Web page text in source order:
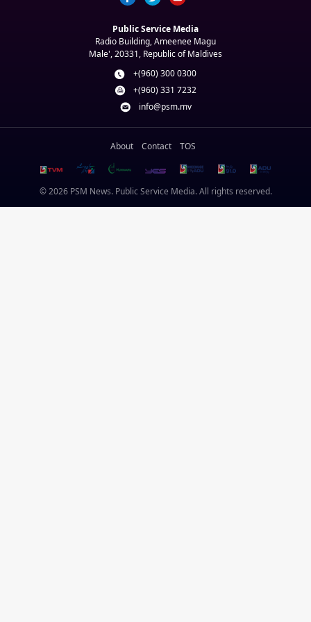
Public Service Media
Radio Building, Ameenee Magu
Male', 20331, Republic of Maldives
+(960) 300 0300
+(960) 331 7232
info@psm.mv
About Contact TOS
© 2026 PSM News. Public Service Media. All rights reserved.